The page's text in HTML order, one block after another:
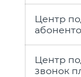
Центр
Центр
звонок